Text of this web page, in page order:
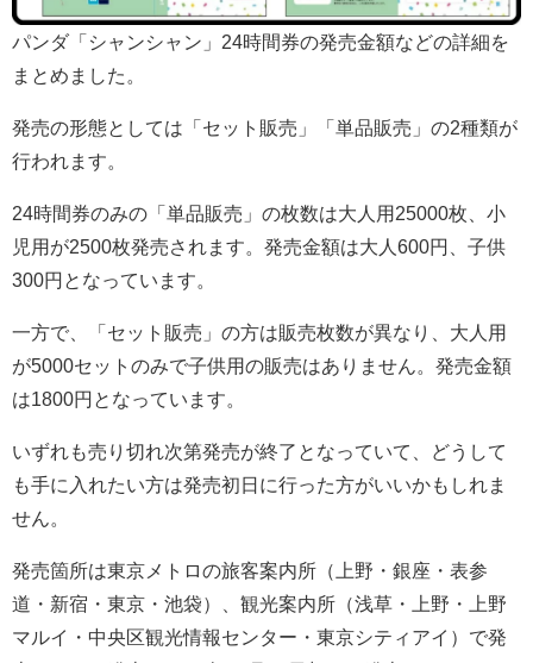
パンダ「シャンシャン」24時間券の発売金額などの詳細を
まとめました。
発売の形態としては「セット販売」「単品販売」の2種類が
行われます。
24時間券のみの「単品販売」の枚数は大人用25000枚、小
児用が2500枚発売されます。発売金額は大人600円、子供
300円となっています。
一方で、「セット販売」の方は販売枚数が異なり、大人用
が5000セットのみで子供用の販売はありません。発売金額
は1800円となっています。
いずれも売り切れ次第発売が終了となっていて、どうして
も手に入れたい方は発売初日に行った方がいいかもしれま
せん。
発売箇所は東京メトロの旅客案内所（上野・銀座・表参
道・新宿・東京・池袋）、観光案内所（浅草・上野・上野
マルイ・中央区観光情報センター・東京シティアイ）で発